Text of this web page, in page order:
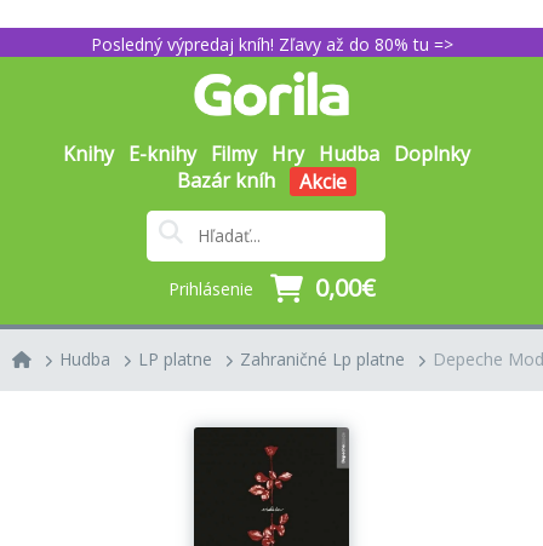
Posledný výpredaj kníh! Zľavy až do 80% tu =>
Knihy E-knihy Filmy Hry Hudba Doplnky
Bazár kníh
Akcie
Prihlásenie 0,00€
Hudba LP platne Zahraničné Lp platne Depeche